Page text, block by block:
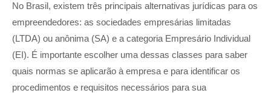
No Brasil, existem três principais alternativas jurídicas para os
empreendedores: as sociedades empresárias limitadas
(LTDA) ou anônima (SA) e a categoria Empresário Individual
(EI). É importante escolher uma dessas classes para saber
quais normas se aplicarão à empresa e para identificar os
procedimentos e requisitos necessários para sua